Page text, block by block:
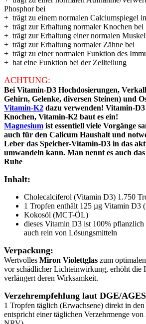
Phosphor bei
+ trägt zu einem normalen Calciumspiegel
+ trägt zur Erhaltung normaler Knochen bei
+ trägt zur Erhaltung einer normalen
+ trägt zur Erhaltung normaler Zähne bei
+ trägt zu einer normalen Funktion des
+ hat eine Funktion bei der Zellteilung
ACHTUNG:
Bei Vitamin-D3 Hochdosierungen,
Gehirn, Gelenke, diversen Steinen) und
Vitamin-K2 dazu verwenden! Vitamin-
Knochen, Vitamin-K2 baut es ein!
Magnesium ist essentiell viele Vorgänge
auch für den Calicum Haushalt und
Leber das Speicher-Vitamin-D3 in das
umwandeln kann. Man nennt es auch
Ruhe
Inhalt:
Cholecalciferol (Vitamin D3) 1.750
1 Tropfen enthält 125 µg Vitamin D3
Kokosöl (MCT-ÖL)
dieses Vitamin D3 ist 100% pflanzlich
auch rein von Lösungsmitteln
Verpackung:
Wertvolles Miron Violettglas zum
vor schädlicher Lichteinwirkung, erhöht die
verlängert deren Wirksamkeit.
Verzehrempfehlung laut DGE/
1 Tropfen täglich (Erwachsene) direkt in
entspricht einer täglichen Verzehrmenge